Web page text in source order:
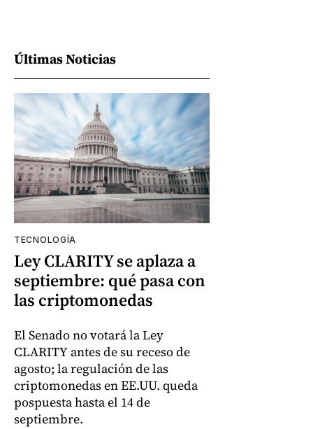
Últimas Noticias
TECNOLOGÍA
Ley CLARITY se aplaza a
septiembre: qué pasa con
las criptomonedas
El Senado no votará la Ley
CLARITY antes de su receso de
agosto; la regulación de las
criptomonedas en EE.UU. queda
pospuesta hasta el 14 de
septiembre.